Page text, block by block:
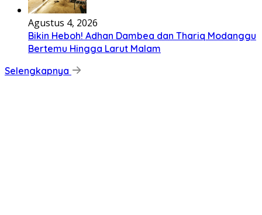
Agustus 4, 2026
Bikin Heboh! Adhan Dambea dan Thariq Modanggu
Bertemu Hingga Larut Malam
Selengkapnya